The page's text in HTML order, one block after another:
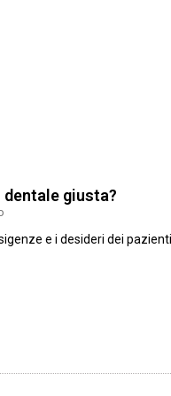
giusta?
e i desideri dei